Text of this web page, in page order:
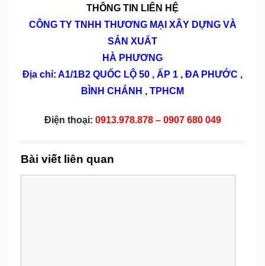
THÔNG TIN LIÊN HỆ
CÔNG TY TNHH THƯƠNG MẠI XÂY DỰNG VÀ
SẢN XUẤT
HÀ PHƯƠNG
Địa chỉ: A1/1B2 QUỐC LỘ 50 , ẤP 1 , ĐA PHƯỚC ,
BÌNH CHÁNH , TPHCM
Điện thoại: 0913.978.878 – 0907 680 049
Bài viết liên quan